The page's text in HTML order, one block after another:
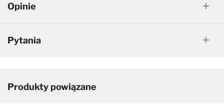
Opinie
Pytania
Produkty powiązane